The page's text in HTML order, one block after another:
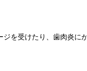
を受けたり、歯肉炎に